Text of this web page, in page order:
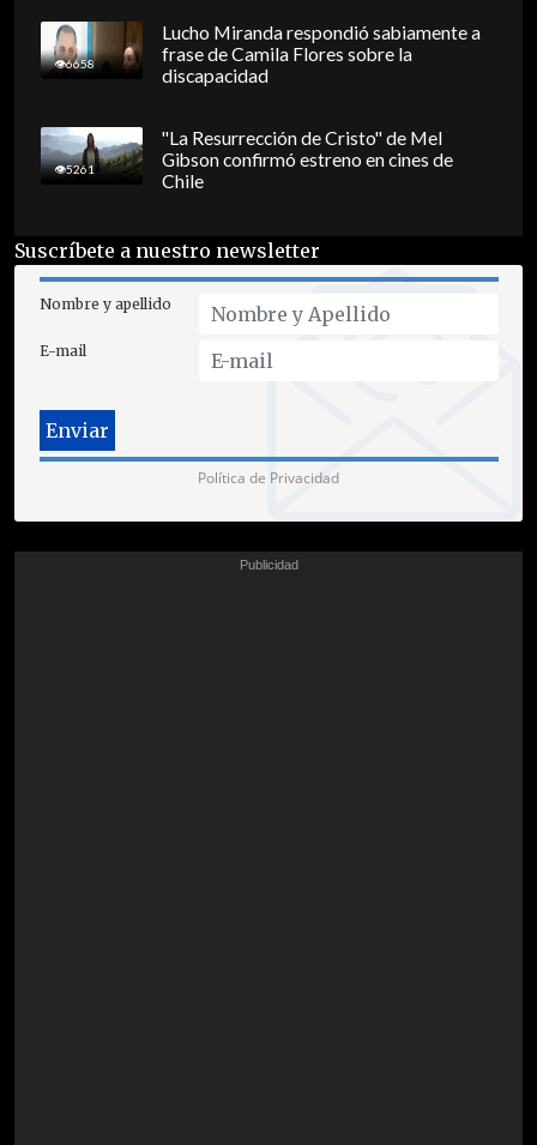
6658
Lucho Miranda respondió sabiamente a
frase de Camila Flores sobre la
discapacidad
5261
"La Resurrección de Cristo" de Mel
Gibson confirmó estreno en cines de
Chile
Suscríbete a nuestro newsletter
Nombre y apellido
E-mail
Política de Privacidad